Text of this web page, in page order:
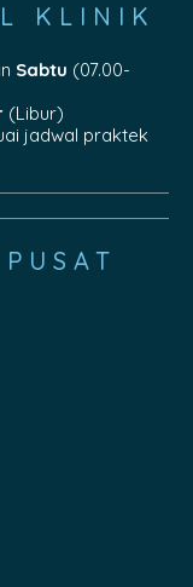
KLINIK
Sabtu (07.00-
(Libur)
jadwal praktek